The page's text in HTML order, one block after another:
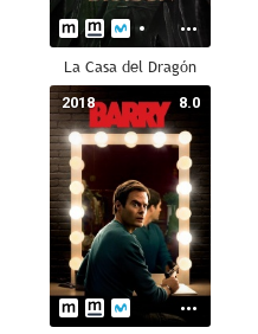
La Casa del Dragón
8.0
2018